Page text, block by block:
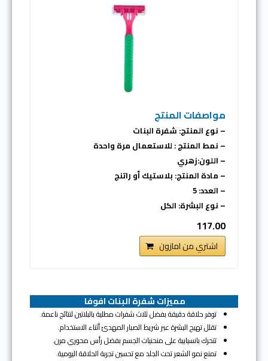
مواصفات المنتج
– نوع المنتج: شفرة البنات
– نمط المنتج : للاستعمال مرة واحدة
– اللون:زهري
– مادة المنتج: بلاستيك أو راتنج
– العدد: 5
– نوع البشرة: الكل
117.00
اشتري من امازون
مميزات شفرة البنات افوفا
توفر حلاقة دقيقة بفضل ثلاث شفرات مطلية بالبلاتين لنتائج ناعمة.
تقلل تهيج البشرة عبر شريط الصبار المهدئ أثناء الاستخدام.
تتحرك بانسيابية على منحنيات الجسم بفضل رأس محوري مرن.
تمنع نمو الشعر تحت الجلد مع تحسين تجربة الحلاقة اليومية.